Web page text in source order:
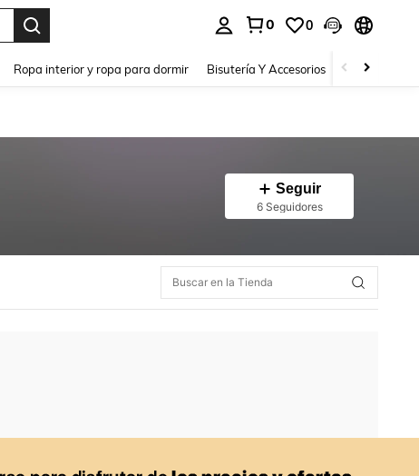
0 0
Ropa interior y ropa para dormir Bisutería Y Accesorios Zapatos
Seguir
6 Seguidores